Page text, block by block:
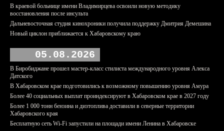
В краевой больнице имени Владимирцева освоили новую методику
восстановления после инсульта
Дальневосточная студия кинохроники получила поддержку Дмитрия Демешина
Новый циклон приближается к Хабаровскому краю
05.08.2026
В Биробиджане прошел мастер-класс стилиста международного уровня Алекса
Датского
В Хабаровском крае подготовились к возможному повышению уровня Амура
Более 40 социальных выплат проиндексируют в Хабаровском крае в 2027 году
Более 1 000 тонн бензина и дизтоплива доставили в северные территории
Хабаровского края
Бесплатную сеть Wi-Fi запустили на площади имени Ленина в Хабаровске